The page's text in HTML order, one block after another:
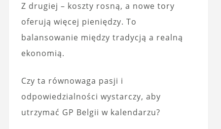
Z drugiej – koszty rosną, a nowe tory
oferują więcej pieniędzy. To
balansowanie między tradycją a realną
ekonomią.
Czy ta równowaga pasji i
odpowiedzialności wystarczy, aby
utrzymać GP Belgii w kalendarzu?